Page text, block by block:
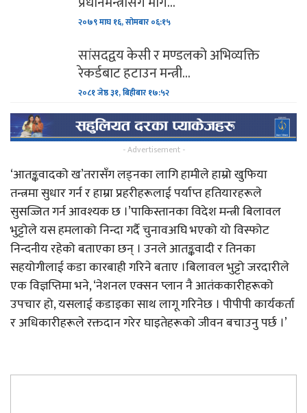
२०७९ माघ १६, सोमबार ०६:१५
सांसदद्वय केसी र मण्डलको अभिव्यक्ति
रेकर्डबाट हटाउन मन्त्री…
२०८१ जेष्ठ ३१, बिहीबार १७:५२
- Advertisement -
‘आतङ्कवादको ख’तरासँग लड्नका लागि हामीले हाम्रो खुफिया
तन्त्रमा सुधार गर्न र हाम्रा प्रहरीहरूलाई पर्याप्त हतियारहरूले
सुसज्जित गर्न आवश्यक छ ।’पाकिस्तानका विदेश मन्त्री बिलावल
भुट्टोले यस हमलाको निन्दा गर्दै चुनावअघि भएको यो विस्फोट
निन्दनीय रहेको बताएका छन् । उनले आतङ्कवादी र तिनका
सहयोगीलाई कडा कारबाही गरिने बताए ।बिलावल भुट्टो जरदारीले
एक विज्ञप्तिमा भने, ‘नेशनल एक्सन प्लान नै आतंककारीहरूको
उपचार हो, यसलाई कडाइका साथ लागू गरिनेछ । पीपीपी कार्यकर्ता
र अधिकारीहरूले रक्तदान गरेर घाइतेहरूको जीवन बचाउनु पर्छ ।’